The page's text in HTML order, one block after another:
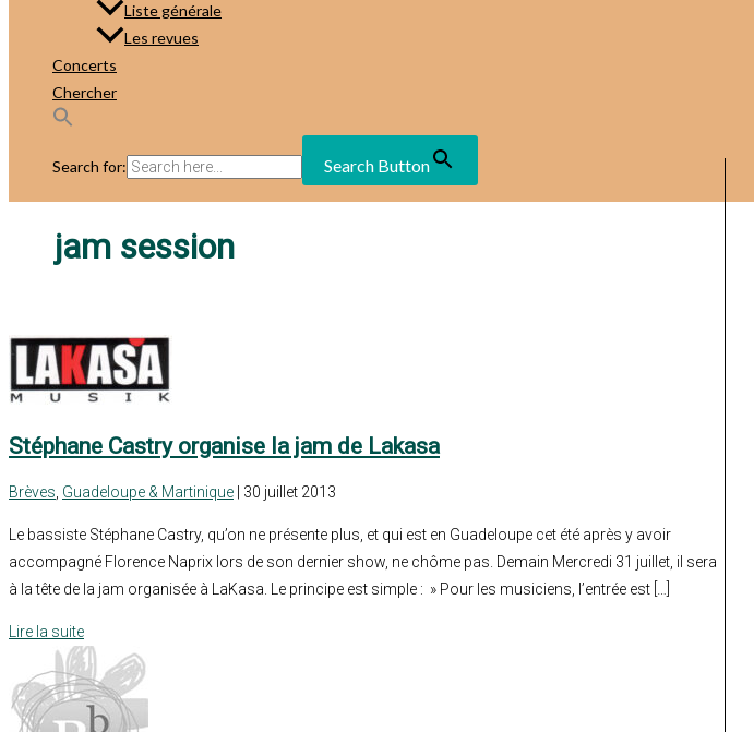
Liste générale
Les revues
Concerts
Chercher
Search for: Search Button
jam session
Stéphane Castry organise la jam de Lakasa
Brèves Guadeloupe & Martinique | 30 juillet 2013
Le bassiste Stéphane Castry, qu’on ne présente plus, et qui est en Guadeloupe cet été après y avoir
accompagné Florence Naprix lors de son dernier show, ne chôme pas. Demain Mercredi 31 juillet, il sera
à la tête de la jam organisée à LaKasa. Le principe est simple : » Pour les musiciens, l’entrée est […]
Lire la suite